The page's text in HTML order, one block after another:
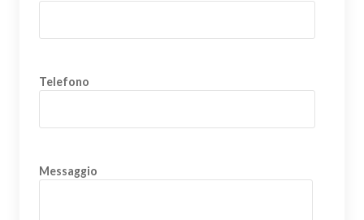
Telefono
Messaggio